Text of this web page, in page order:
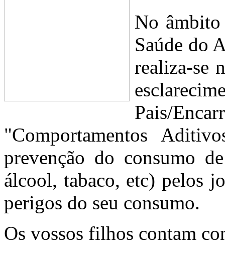
No
Saúde do
realiza-se
Pais/
"Comportamentos
prevenção do consumo
álcool, tabaco, etc) pelos
perigos do seu consumo.
Os vossos filhos contam